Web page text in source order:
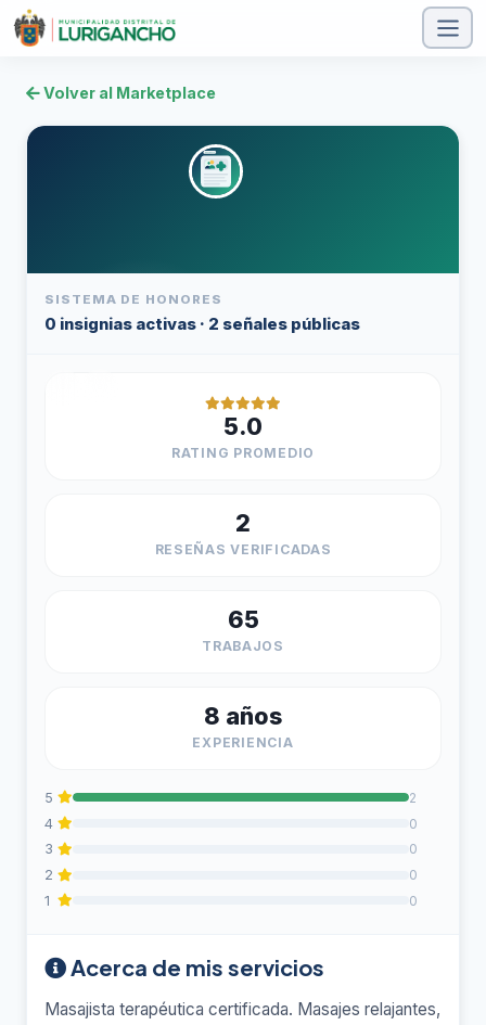
Volver al Marketplace
Carmen Valenzuela
Masajes / Terapias
Chosica, Chaclacayo, Ñaña
SISTEMA DE HONORES
0 insignias activas · 2 señales públicas
5.0
RATING PROMEDIO
2
RESEÑAS VERIFICADAS
65
TRABAJOS
8 años
EXPERIENCIA
5
2
4
0
3
0
2
0
1
0
Acerca de mis servicios
Masajista terapéutica certificada. Masajes relajantes,